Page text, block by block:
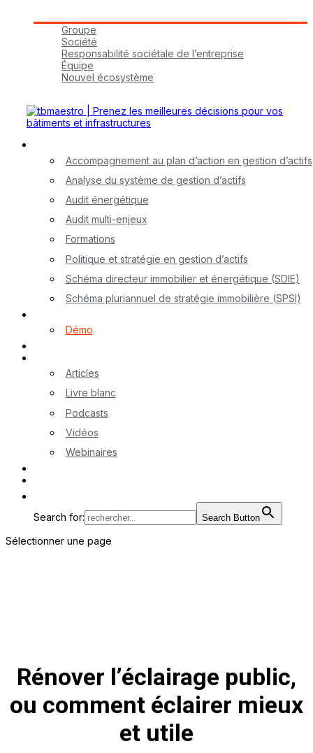
Groupe
Société
Responsabilité sociétale de l’entreprise
Équipe
Nouvel écosystème
Accompagnement au plan d’action en gestion d’actifs
Analyse du système de gestion d’actifs
Audit énergétique
Audit multi-enjeux
Formations
Politique et stratégie en gestion d’actifs
Schéma directeur immobilier et énergétique (SDIE)
Schéma pluriannuel de stratégie immobilière (SPSI)
Démo
Articles
Livre blanc
Podcasts
Vidéos
Webinaires
Search for: Search Button
Sélectionner une page
Rénover l’éclairage public,
ou comment éclairer mieux
et utile